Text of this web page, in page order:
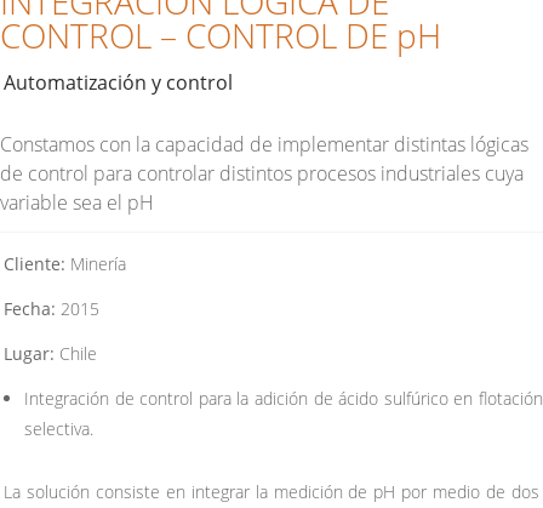
CONTROL – CONTROL DE pH
Automatización y control
Constamos con la capacidad de implementar distintas lógicas
de control para controlar distintos procesos industriales cuya
variable sea el pH
Cliente: Minería
Fecha: 2015
Lugar: Chile
Integración de control para la adición de ácido sulfúrico en flotación
selectiva.
La solución consiste en integrar la medición de pH por medio de dos